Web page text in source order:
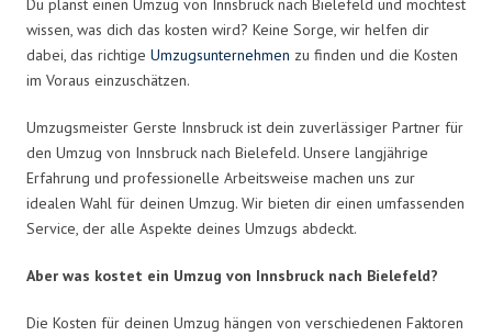
Du planst einen Umzug von Innsbruck nach Bielefeld und möchtest
wissen, was dich das kosten wird? Keine Sorge, wir helfen dir
dabei, das richtige Umzugsunternehmen zu finden und die Kosten
im Voraus einzuschätzen.
Umzugsmeister Gerste Innsbruck ist dein zuverlässiger Partner für
den Umzug von Innsbruck nach Bielefeld. Unsere langjährige
Erfahrung und professionelle Arbeitsweise machen uns zur
idealen Wahl für deinen Umzug. Wir bieten dir einen umfassenden
Service, der alle Aspekte deines Umzugs abdeckt.
Aber was kostet ein Umzug von Innsbruck nach Bielefeld?
Die Kosten für deinen Umzug hängen von verschiedenen Faktoren